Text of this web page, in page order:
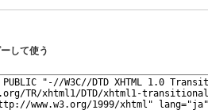
して使う